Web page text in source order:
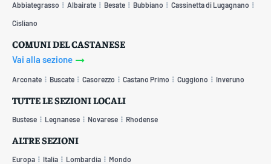
Abbiategrasso Albairate Besate Bubbiano Cassinetta di Lugagnano
Cisliano
COMUNI DEL CASTANESE
Vai alla sezione
Arconate Buscate Casorezzo Castano Primo Cuggiono Inveruno
TUTTE LE SEZIONI LOCALI
Bustese Legnanese Novarese Rhodense
ALTRE SEZIONI
Europa Italia Lombardia Mondo